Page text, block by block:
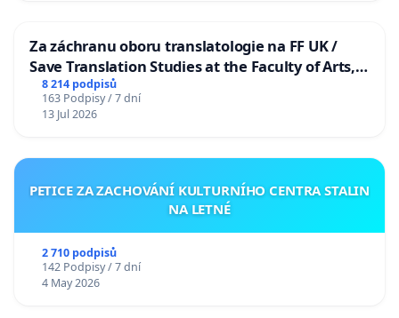
Za záchranu oboru translatologie na FF UK /
Save Translation Studies at the Faculty of Arts,
Charles University
8 214 podpisů
163 Podpisy / 7 dní
13 Jul 2026
PETICE ZA ZACHOVÁNÍ KULTURNÍHO CENTRA STALIN
NA LETNÉ
2 710 podpisů
142 Podpisy / 7 dní
4 May 2026